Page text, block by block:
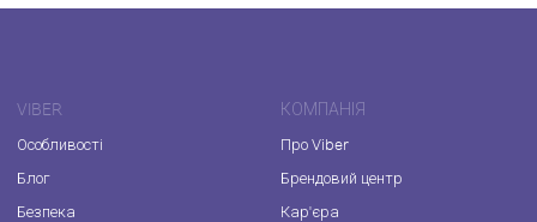
VIBER
Особливості
Блог
Безпека
КОМПАНІЯ
Про Viber
Брендовий центр
Кар'єра